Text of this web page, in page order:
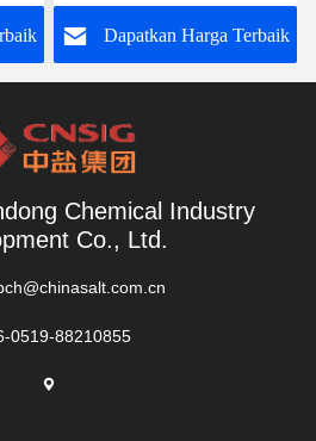
Dapatkan Harga Terbaik
Chemical Industry
Co., Ltd.
0519-88210855